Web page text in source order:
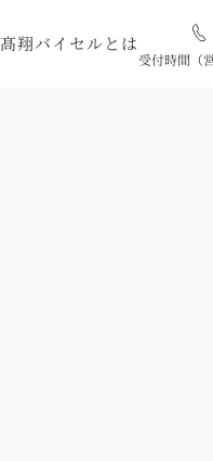
髙翔バイセルとは
受付時間（